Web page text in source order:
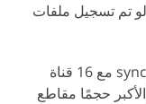
تم تسجيل ملفات
باتباع هذه الطريقة ، يمكنك اختيار مقطع و sync مع 16 قناة
حجمًا مقاطع